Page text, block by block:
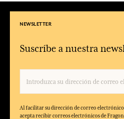
NEWSLETTER
Suscríbe a nuestra
Al facilitar su dirección de correo
acepta recibir correos electrónicos de